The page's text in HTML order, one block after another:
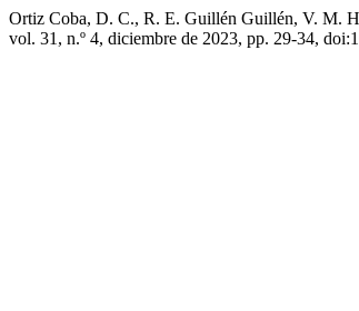
Ortiz Coba, D. C., R. E. Guillén Guillén, V. M.
vol. 31, n.º 4, diciembre de 2023, pp. 29-34,